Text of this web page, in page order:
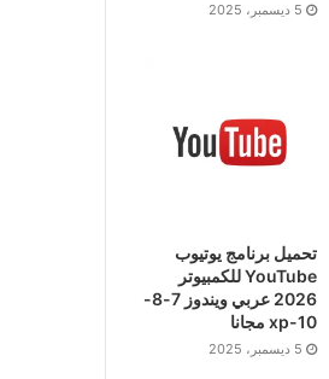
5 ديسمبر، 2025
تحميل برنامج يوتيوب
YouTube للكمبيوتر
2026 عربي ويندوز 7-8-
10-xp مجانا
5 ديسمبر، 2025